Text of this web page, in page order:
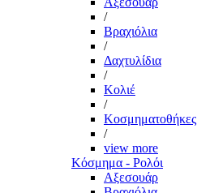
/
Βραχιόλια
/
Δαχτυλίδια
/
Κολιέ
/
Κοσμηματοθήκες
/
view more
Κόσμημα - Ρολόι
Αξεσουάρ